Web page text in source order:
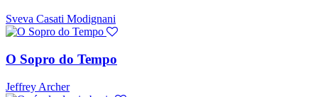
Sveva Casati Modignani
O Sopro do Tempo
Jeffrey Archer